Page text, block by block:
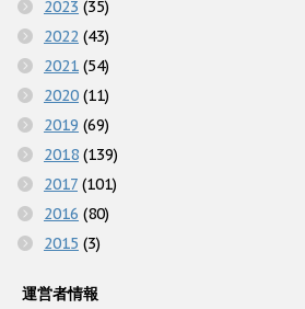
2023 (35)
2022 (43)
2021 (54)
2020 (11)
2019 (69)
2018 (139)
2017 (101)
2016 (80)
2015 (3)
運営者情報